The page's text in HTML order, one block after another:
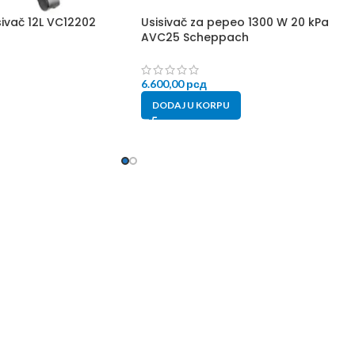
12L VC12202
Usisivač za pepeo 1300 W 20 kPa
AVC25 Scheppach
6.600,00рсд
DODAJ U KORPU